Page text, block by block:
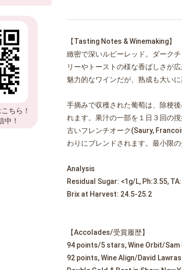
ちら！
中！
【Tasting Notes & Winemaking】
緻密で深いルビーレッド。ダーク
リーやトーストの様な香ばしさが
魅力的なワインだが、熟成も大い
手摘みで収穫された葡萄は、除梗
れます。果汁の一部を１日３回の
古いフレンチオーク(Saury,
わりにブレンドされます。最小限
Analysis
Residual Sugar: <1g/L, Ph:3.55,
Brix at Harvest: 24.5-25.2
【Accolades/受賞履歴】
94 points/5 stars, Wine Orbit/Sam
92 points, Wine Align/David